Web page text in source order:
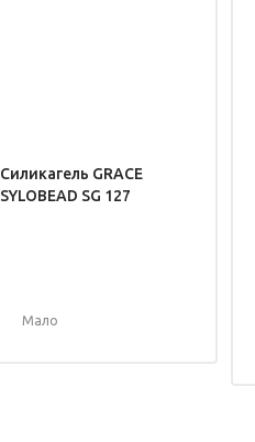
Силикагель GRACE
SYLOBEAD SG 127
Мало